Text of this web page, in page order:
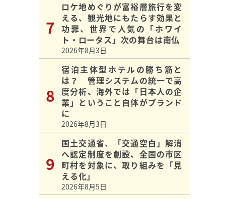
ロケ地めぐりが富裕層旅行を変
える、観光地にもたらす効果と
功罪、世界で人気の「ホワイ
ト・ロータス」次の舞台は南仏
2026年8月3日
宿泊主体型ホテルの勝ち筋と
は？ 管理システムの統一で高
度分析、海外では「日本人の企
業」ということ自体がブランド
に
2026年8月3日
国土交通省、「交通空白」解消
へ認定制度を創設、全国の市区
町村を対象に、取り組みを「見
える化」
2026年8月5日